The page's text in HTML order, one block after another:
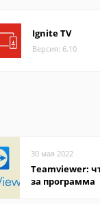
Ignite TV
Версия: 6.10
30 мая 2022
Teamviewer:
за программа